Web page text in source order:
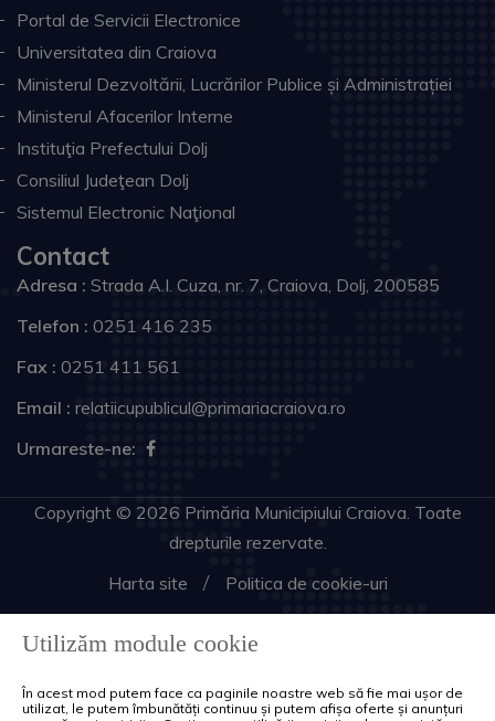
Portal de Servicii Electronice
Universitatea din Craiova
Ministerul Dezvoltării, Lucrărilor Publice și Administrației
Ministerul Afacerilor Interne
Instituţia Prefectului Dolj
Consiliul Judeţean Dolj
Sistemul Electronic Naţional
Contact
Adresa : Strada A.I. Cuza, nr. 7, Craiova, Dolj, 200585
Telefon : 0251 416 235
Fax : 0251 411 561
Email : relatiicupublicul@primariacraiova.ro
Urmareste-ne:
Copyright © 2026 Primăria Municipiului Craiova. Toate
drepturile rezervate.
Harta site
Politica de cookie-uri
Utilizăm module cookie
În acest mod putem face ca paginile noastre web să fie mai ușor de
utilizat, le putem îmbunătăți continuu și putem afișa oferte și anunțuri